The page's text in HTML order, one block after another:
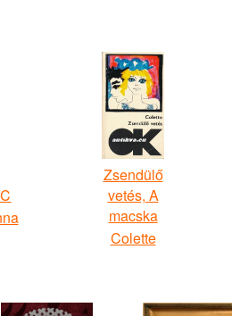
Zsendülő
vetés, A
macska
Colette